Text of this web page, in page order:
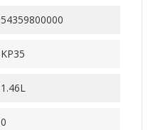
54359800000
KP35
1.46L
0